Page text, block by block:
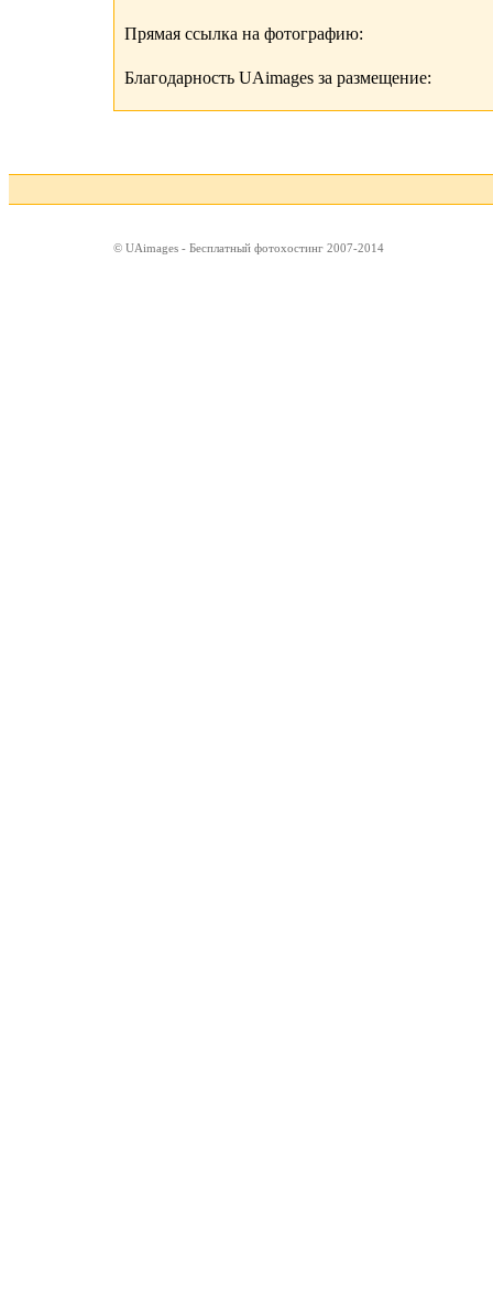
Прямая ссылка на фотографию:
Благодарность UAimages за размещение:
© UAimages - Бесплатный фотохостинг 2007-2014